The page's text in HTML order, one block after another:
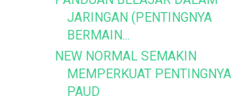
JARINGAN (PENTINGNYA
BERMAIN...
NEW NORMAL SEMAKIN
MEMPERKUAT PENTINGNYA
PAUD